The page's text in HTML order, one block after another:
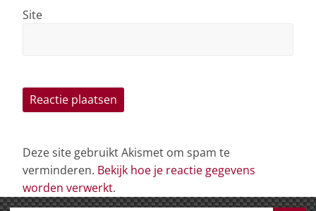
Site
Deze site gebruikt Akismet om spam te
verminderen. Bekijk hoe je reactie gegevens
worden verwerkt.